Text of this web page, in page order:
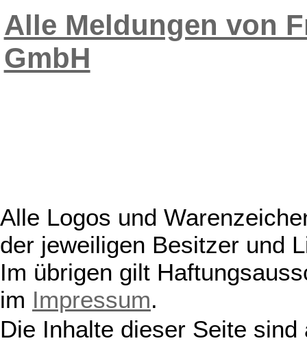
Alle Meldungen von
GmbH
Alle Logos und
der jeweiligen Besitzer und
Im übrigen gilt
im Impressum.
Die Inhalte dieser Seite